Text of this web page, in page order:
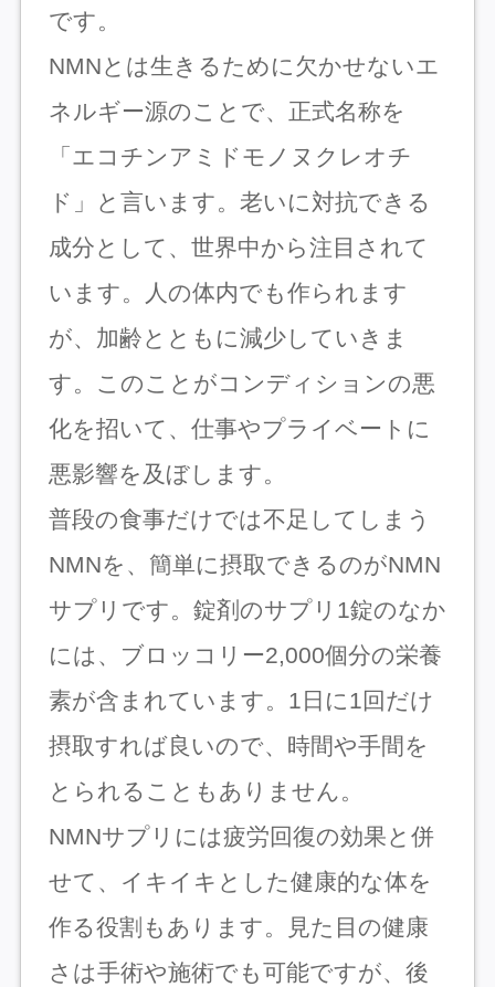
です。
NMNとは生きるために欠かせないエ
ネルギー源のことで、正式名称を
「エコチンアミドモノヌクレオチ
ド」と言います。老いに対抗できる
成分として、世界中から注目されて
います。人の体内でも作られます
が、加齢とともに減少していきま
す。このことがコンディションの悪
化を招いて、仕事やプライベートに
悪影響を及ぼします。
普段の食事だけでは不足してしまう
NMNを、簡単に摂取できるのがNMN
サプリです。錠剤のサプリ1錠のなか
には、ブロッコリー2,000個分の栄養
素が含まれています。1日に1回だけ
摂取すれば良いので、時間や手間を
とられることもありません。
NMNサプリには疲労回復の効果と併
せて、イキイキとした健康的な体を
作る役割もあります。見た目の健康
さは手術や施術でも可能ですが、後